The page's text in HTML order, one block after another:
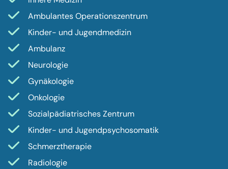
Ambulantes Operationszentrum
Kinder- und Jugendmedizin
Ambulanz
Neurologie
Gynäkologie
Onkologie
Sozialpädiatrisches Zentrum
Kinder- und Jugendpsychosomatik
Schmerztherapie
Radiologie